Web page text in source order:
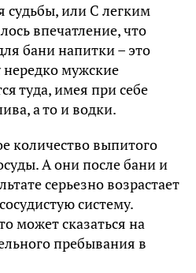
судьбы, или С легким
впечатление, что
бани напитки – это
мужские
туда, имея при себе
а то и водки.
количество выпитого
А они после бани и
серьезно возрастает
систему.
может сказаться на
пребывания в